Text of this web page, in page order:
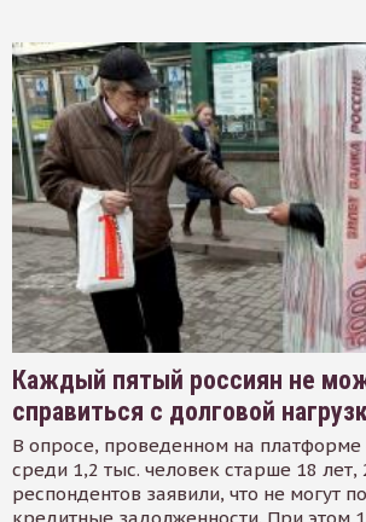
Каждый пятый россиян не
справиться с долговой
В опросе, проведенном на платформе
среди 1,2 тыс. человек старше 18 лет,
респондентов заявили, что не могут
кредитные задолженности. При этом